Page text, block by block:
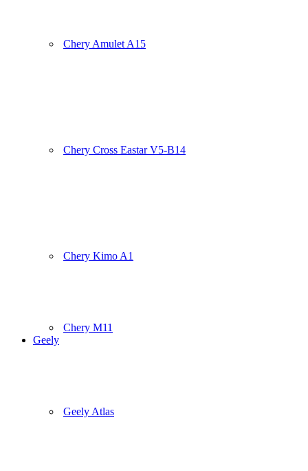
Chery Amulet A15
Chery Cross Eastar V5-B14
Chery Kimo A1
Chery M11
Geely
Geely Atlas